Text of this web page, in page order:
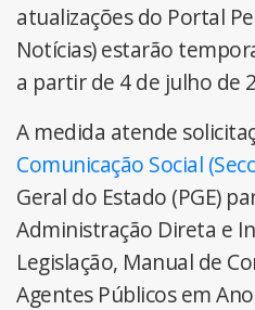
atualizações do Portal
Notícias) estarão
a partir de 4 de julho de
A medida atende
Comunicação Social
Geral do Estado (PGE)
Administração Direta e
Legislação, Manual de
Agentes Públicos em